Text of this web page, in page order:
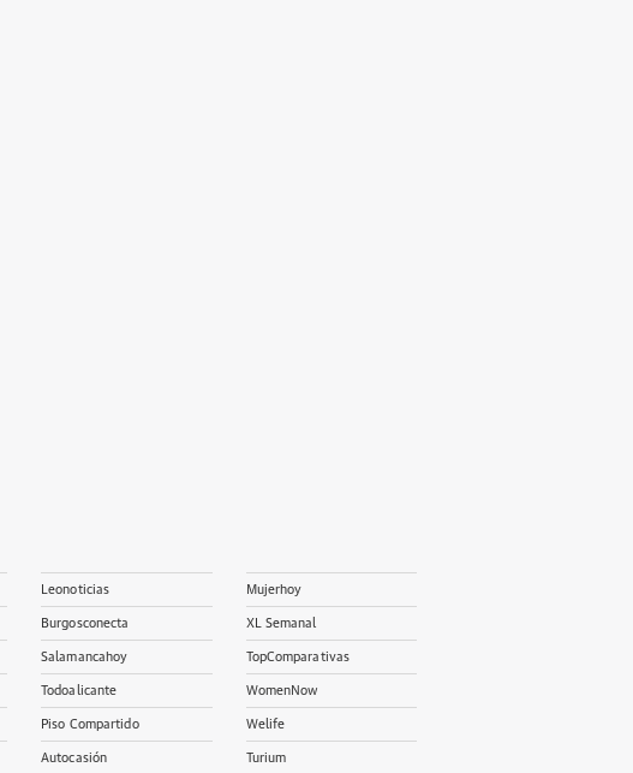
Leonoticias
Burgosconecta
Salamancahoy
Todoalicante
Piso Compartido
Autocasión
Mujerhoy
XL Semanal
TopComparativas
WomenNow
Welife
Turium